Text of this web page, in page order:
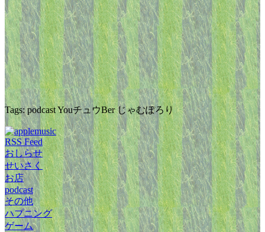
Tags: podcast YouチュウBer じゃむぽろり
RSS Feed
おしらせ
せいさく
お店
podcast
その他
ハプニング
ゲーム